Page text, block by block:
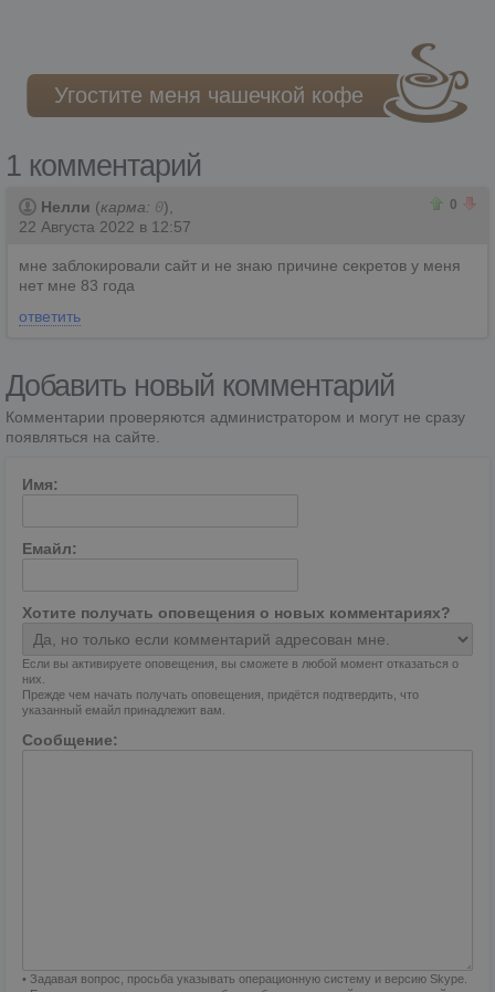
Угостите меня чашечкой кофе
1 комментарий
0
Нелли (карма: 0),
22 Августа 2022 в 12:57
мне заблокировали сайт и не знаю причине секретов у меня
нет мне 83 года
ответить
Добавить новый комментарий
Комментарии проверяются администратором и могут не сразу
появляться на сайте.
Имя:
Емайл:
Хотите получать оповещения о новых комментариях?
Если вы активируете оповещения, вы сможете в любой момент отказаться о
них.
Прежде чем начать получать оповещения, придётся подтвердить, что
указанный емайл принадлежит вам.
Сообщение:
• Задавая вопрос, просьба указывать операционную систему и версию Skype.